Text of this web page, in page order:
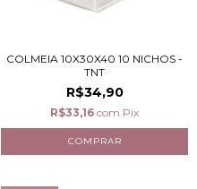
COLMEIA 10X30X40 10 NICHOS -
TNT
R$34,90
R$33,16 com Pix